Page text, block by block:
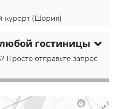
курорт (Шория)
гостиницы
отправьте запрос